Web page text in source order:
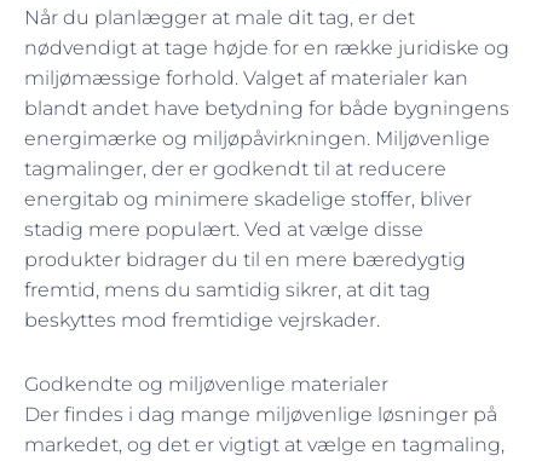
Når du planlægger at male dit tag, er det
nødvendigt at tage højde for en række juridiske og
miljømæssige forhold. Valget af materialer kan
blandt andet have betydning for både bygningens
energimærke og miljøpåvirkningen. Miljøvenlige
tagmalinger, der er godkendt til at reducere
energitab og minimere skadelige stoffer, bliver
stadig mere populært. Ved at vælge disse
produkter bidrager du til en mere bæredygtig
fremtid, mens du samtidig sikrer, at dit tag
beskyttes mod fremtidige vejrskader.
Godkendte og miljøvenlige materialer
Der findes i dag mange miljøvenlige løsninger på
markedet, og det er vigtigt at vælge en tagmaling,